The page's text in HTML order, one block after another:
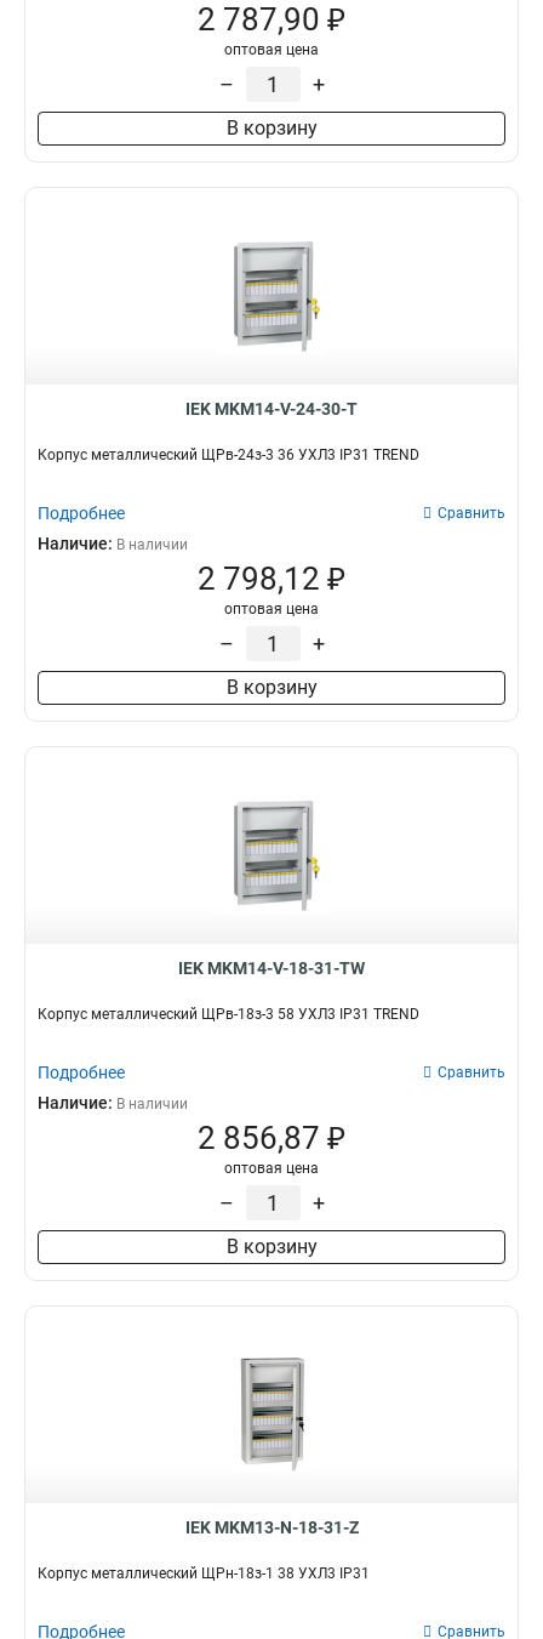
2 787,90 ₽
оптовая цена
– +
В корзину
IEK MKM14-V-24-30-T
Корпус металлический ЩРв-24з-3 36 УХЛ3 IP31 TREND
Подробнее Сравнить
Наличие: В наличии
2 798,12 ₽
оптовая цена
– +
В корзину
IEK MKM14-V-18-31-TW
Корпус металлический ЩРв-18з-3 58 УХЛ3 IP31 TREND
Подробнее Сравнить
Наличие: В наличии
2 856,87 ₽
оптовая цена
– +
В корзину
IEK MKM13-N-18-31-Z
Корпус металлический ЩРн-18з-1 38 УХЛ3 IP31
Подробнее Сравнить